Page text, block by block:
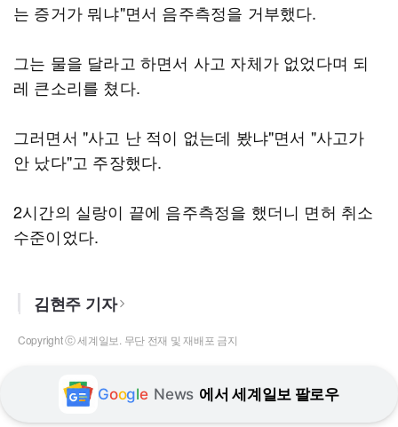
는 증거가 뭐냐"면서 음주측정을 거부했다.
그는 물을 달라고 하면서 사고 자체가 없었다며 되
레 큰소리를 쳤다.
그러면서 "사고 난 적이 없는데 봤냐"면서 "사고가
안 났다"고 주장했다.
2시간의 실랑이 끝에 음주측정을 했더니 면허 취소
수준이었다.
김현주 기자
Copyright ⓒ 세계일보. 무단 전재 및 재배포 금지
Google News 에서 세계일보 팔로우